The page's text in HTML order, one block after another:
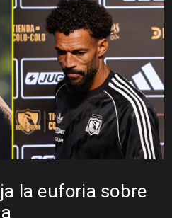
la euforia sobre